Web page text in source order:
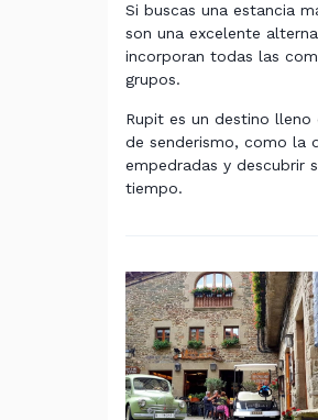
Si buscas una estancia
son una excelente
incorporan todas las
grupos.
Rupit es un destino
de senderismo, como la
empedradas y descubrir
tiempo.